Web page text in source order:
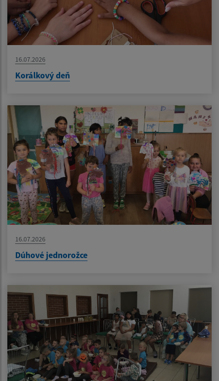
16.07.2026
Korálkový deň
16.07.2026
Dúhové jednorožce